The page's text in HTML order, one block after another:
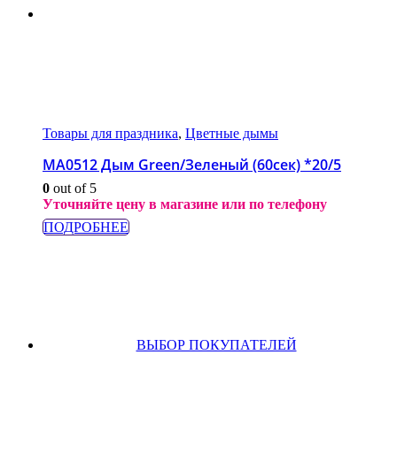
Товары для праздника, Цветные дымы
МА0512 Дым Green/Зеленый (60сек) *20/5
0 out of 5
Уточняйте цену в магазине или по телефону
ПОДРОБНЕЕ
ВЫБОР ПОКУПАТЕЛЕЙ